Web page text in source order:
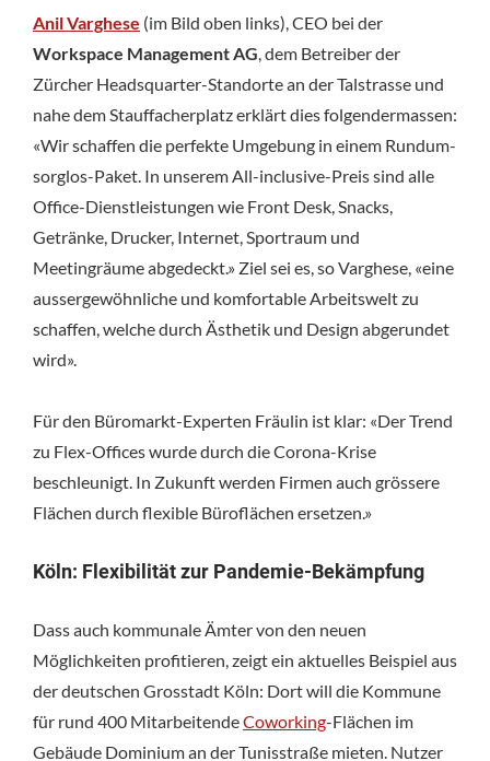
Anil Varghese (im Bild oben links), CEO bei der
Workspace Management AG , dem Betreiber der
Zürcher Headsquarter-Standorte an der Talstrasse und
nahe dem Stauffacherplatz erklärt dies folgendermassen:
«Wir schaffen die perfekte Umgebung in einem Rundum-
sorglos-Paket. In unserem All-inclusive-Preis sind alle
Office-Dienstleistungen wie Front Desk, Snacks,
Getränke, Drucker, Internet, Sportraum und
Meetingräume abgedeckt.» Ziel sei es, so Varghese, «eine
aussergewöhnliche und komfortable Arbeitswelt zu
schaffen, welche durch Ästhetik und Design abgerundet
wird».
Für den Büromarkt-Experten Fräulin ist klar: «Der Trend
zu Flex-Offices wurde durch die Corona-Krise
beschleunigt. In Zukunft werden Firmen auch grössere
Flächen durch flexible Büroflächen ersetzen.»
Köln: Flexibilität zur Pandemie-Bekämpfung
Dass auch kommunale Ämter von den neuen
Möglichkeiten profitieren, zeigt ein aktuelles Beispiel aus
der deutschen Grosstadt Köln: Dort will die Kommune
für rund 400 MitarbeitendeCoworking-Flächen im
Gebäude Dominium an der Tunisstraße mieten. Nutzer